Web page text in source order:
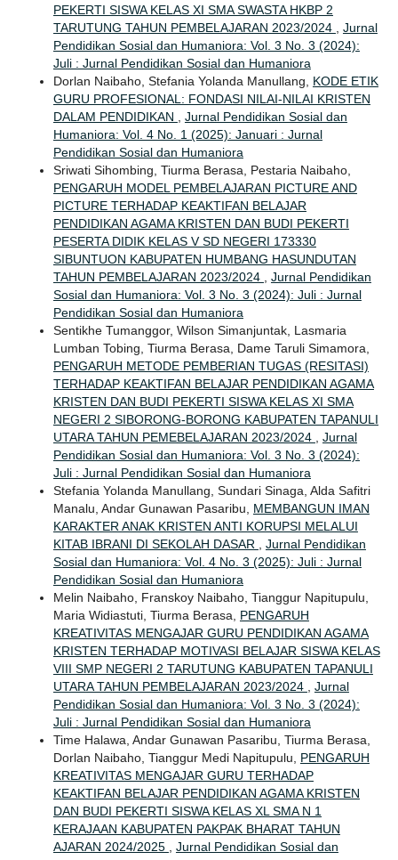
PEKERTI SISWA KELAS XI SMA SWASTA HKBP 2
TARUTUNG TAHUN PEMBELAJARAN 2023/2024
Jurnal
Pendidikan Sosial dan Humaniora: Vol. 3 No. 3 (2024):
Juli : Jurnal Pendidikan Sosial dan Humaniora
Dorlan Naibaho, Stefania Yolanda Manullang, KODE ETIK
GURU PROFESIONAL: FONDASI NILAI-NILAI KRISTEN
DALAM PENDIDIKAN
Jurnal Pendidikan Sosial dan
Humaniora: Vol. 4 No. 1 (2025): Januari : Jurnal
Pendidikan Sosial dan Humaniora
Sriwati Sihombing, Tiurma Berasa, Pestaria Naibaho,
PENGARUH MODEL PEMBELAJARAN PICTURE AND
PICTURE TERHADAP KEAKTIFAN BELAJAR
PENDIDIKAN AGAMA KRISTEN DAN BUDI PEKERTI
PESERTA DIDIK KELAS V SD NEGERI 173330
SIBUNTUON KABUPATEN HUMBANG HASUNDUTAN
TAHUN PEMBELAJARAN 2023/2024
Jurnal Pendidikan
Sosial dan Humaniora: Vol. 3 No. 3 (2024): Juli : Jurnal
Pendidikan Sosial dan Humaniora
Sentikhe Tumanggor, Wilson Simanjuntak, Lasmaria
Lumban Tobing, Tiurma Berasa, Dame Taruli Simamora,
PENGARUH METODE PEMBERIAN TUGAS (RESITASI)
TERHADAP KEAKTIFAN BELAJAR PENDIDIKAN AGAMA
KRISTEN DAN BUDI PEKERTI SISWA KELAS XI SMA
NEGERI 2 SIBORONG-BORONG KABUPATEN TAPANULI
UTARA TAHUN PEMEBELAJARAN 2023/2024
Jurnal
Pendidikan Sosial dan Humaniora: Vol. 3 No. 3 (2024):
Juli : Jurnal Pendidikan Sosial dan Humaniora
Stefania Yolanda Manullang, Sundari Sinaga, Alda Safitri
Manalu, Andar Gunawan Pasaribu, MEMBANGUN IMAN
KARAKTER ANAK KRISTEN ANTI KORUPSI MELALUI
KITAB IBRANI DI SEKOLAH DASAR
Jurnal Pendidikan
Sosial dan Humaniora: Vol. 4 No. 3 (2025): Juli : Jurnal
Pendidikan Sosial dan Humaniora
Melin Naibaho, Franskoy Naibaho, Tianggur Napitupulu,
Maria Widiastuti, Tiurma Berasa, PENGARUH
KREATIVITAS MENGAJAR GURU PENDIDIKAN AGAMA
KRISTEN TERHADAP MOTIVASI BELAJAR SISWA KELAS
VIII SMP NEGERI 2 TARUTUNG KABUPATEN TAPANULI
UTARA TAHUN PEMBELAJARAN 2023/2024
Jurnal
Pendidikan Sosial dan Humaniora: Vol. 3 No. 3 (2024):
Juli : Jurnal Pendidikan Sosial dan Humaniora
Time Halawa, Andar Gunawan Pasaribu, Tiurma Berasa,
Dorlan Naibaho, Tianggur Medi Napitupulu, PENGARUH
KREATIVITAS MENGAJAR GURU TERHADAP
KEAKTIFAN BELAJAR PENDIDIKAN AGAMA KRISTEN
DAN BUDI PEKERTI SISWA KELAS XL SMA N 1
KERAJAAN KABUPATEN PAKPAK BHARAT TAHUN
AJARAN 2024/2025
Jurnal Pendidikan Sosial dan